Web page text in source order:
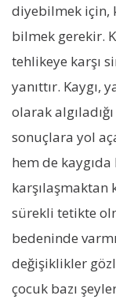
diyebilmek için,
bilmek gerekir.
tehlikeye karşı
yanıttır. Kaygı,
olarak
sonuçlara yol
hem de
karşılaşmaktan
sürekli tetikte
bedeninde
değişiklikler
çocuk bazı